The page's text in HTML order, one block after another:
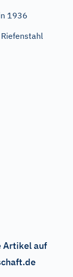
1936
Artikel auf